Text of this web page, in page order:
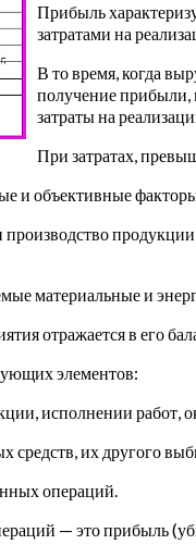
Прибыль
затратами на
В то время, когда
получение прибыли,
затраты на
При затратах,
и объективные
материальные и
отражается в его
элементов:
исполнении работ,
средств, их другого
операций.
— это прибыль